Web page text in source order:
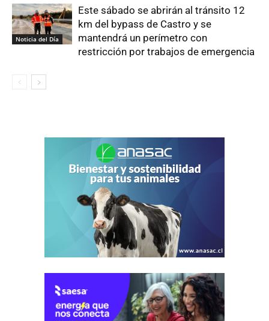
Noticia del Día
Este sábado se abrirán al tránsito 12
km del bypass de Castro y se
mantendrá un perímetro con
restricción por trabajos de emergencia